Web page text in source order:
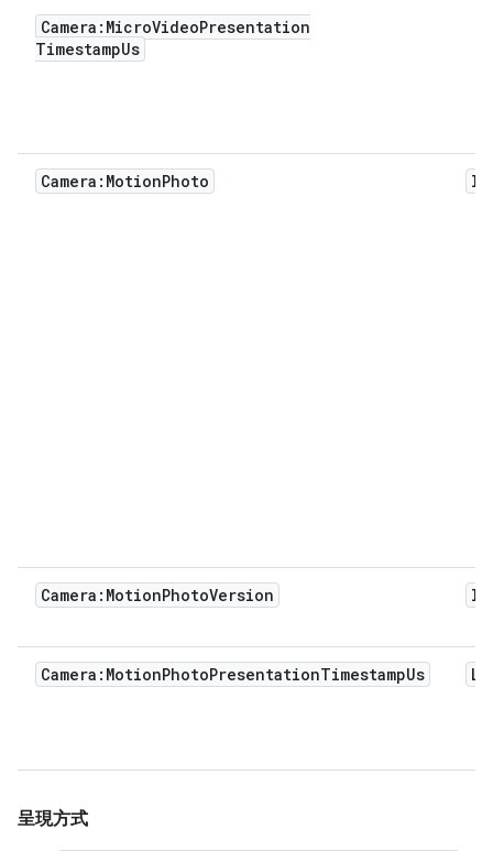
Camera:MicroVideoPresentation
TimestampUs
Camera:MotionPhoto
Camera:MotionPhotoVersion
Camera:MotionPhotoPresentationTimestampUs
呈現方式